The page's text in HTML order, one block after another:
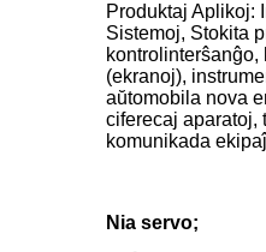
Produktaj Aplikoj:
Sistemoj, Stokita
(ekranoj),
aŭtomobila nova
ciferecaj aparatoj,
komunikada
Nia servo;